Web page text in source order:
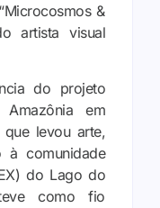
&
artista visual
do projeto
em
levou arte,
à comunidade
do Lago do
como fio